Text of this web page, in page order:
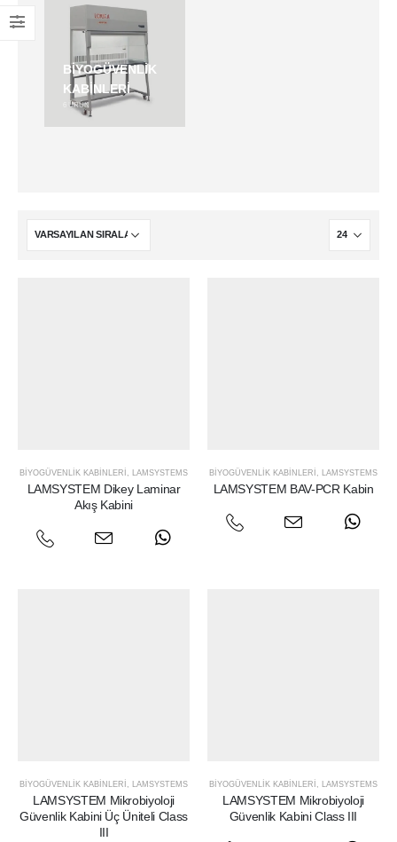
BIYOGÜVENLIK
KABINLERI
ÜRÜN
BIYOGÜVENLIK KABINLERI LAMSYSTEMS
LAMSYSTEM Dikey Laminar
Akış Kabini
BIYOGÜVENLIK KABINLERI LAMSYSTEMS
LAMSYSTEM BAV-PCR Kabin
BIYOGÜVENLIK KABINLERI LAMSYSTEMS
LAMSYSTEM Mikrobiyoloji
Güvenlik Kabini Üç Üniteli Class
III
BIYOGÜVENLIK KABINLERI LAMSYSTEMS
LAMSYSTEM Mikrobiyoloji
Güvenlik Kabini Class III